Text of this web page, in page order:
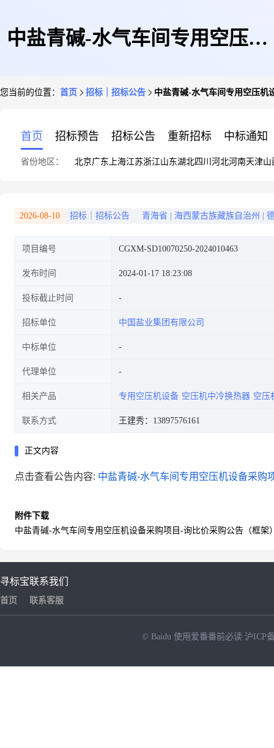
中盐青碱-水气车间专用空压机
您当前的位置： 首页 招标｜招标公告 中盐青碱-水气车间专用空压机
首页 招标预告 招标公告 重新招标 中标通知
省份地区： 北京广东 上海江苏浙江山东湖北四川 河北河南天津山
2026-08-10 招标｜招标公告 青海省 海西蒙古族藏族自治州
项目编号 CGXM-SD10070250-2024010463
发布时间 2024-01-17 18:23:08
投标截止时间
招标单位 中国盐业集团有限公司
中标单位
代理单位
相关产品 专用空压机设备 空压机中冷换热器 空压
联系方式 王建秀：13897576161
正文内容
点击查看公告内容: 中盐青碱-水气车间专用空压机设备采购
附件下载
中盐青碱-水气车间专用空压机设备采购项目-询比价采购公告（框架
寻标宝
首页
联系我们
联系客服
© Baidu 使用爱番番前必读 沪ICP